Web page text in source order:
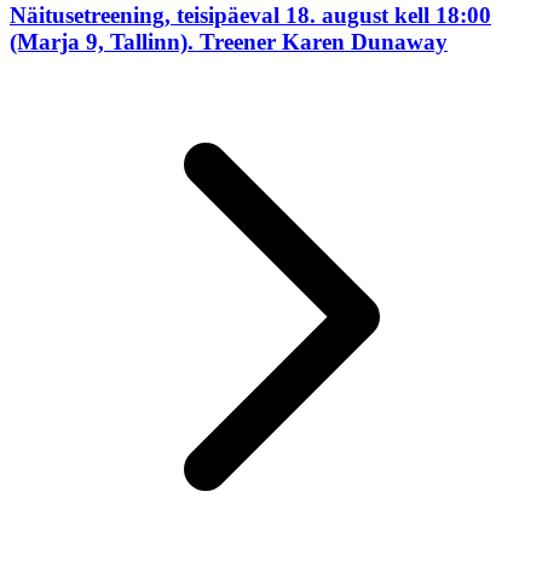
Näitusetreening, teisipäeval 18. august kell 18:00
(Marja 9, Tallinn). Treener Karen Dunaway